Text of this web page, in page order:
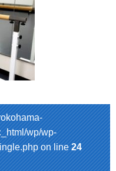
wp/wp-
on line24